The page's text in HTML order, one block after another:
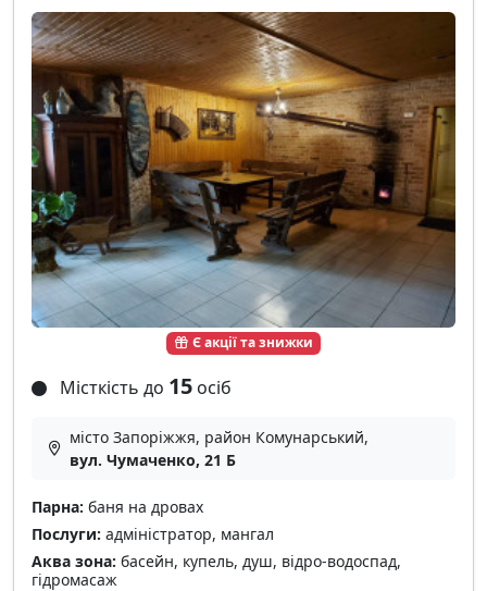
Є акції та знижки
Місткість до 15 осіб
місто Запоріжжя, район Комунарський,
вул. Чумаченко, 21 Б
Парна: баня на дровах
Послуги: адміністратор, мангал
Аква зона: басейн, купель, душ, відро-водоспад,
гідромасаж